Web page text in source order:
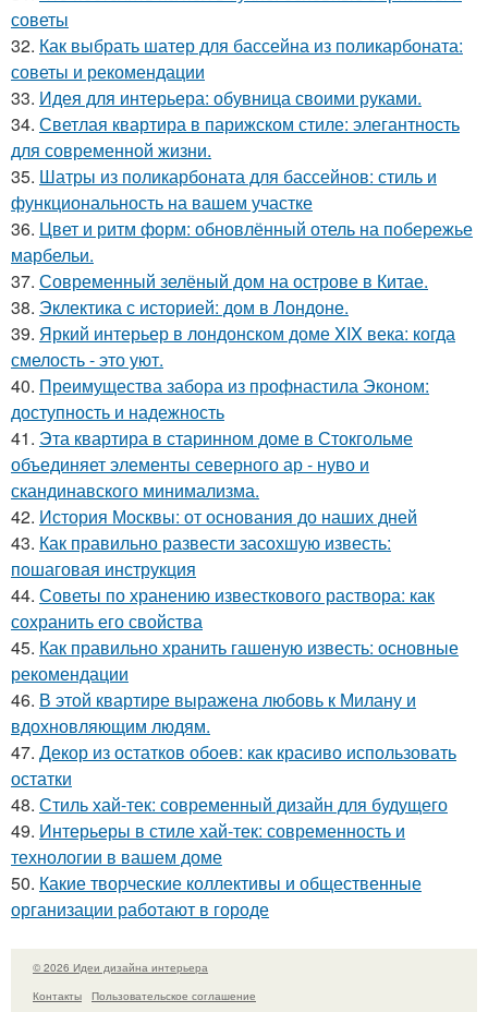
советы
32. Как выбрать шатер для бассейна из поликарбоната:
советы и рекомендации
33. Идея для интерьера: обувница своими руками.
34. Светлая квартира в парижском стиле: элегантность
для современной жизни.
35. Шатры из поликарбоната для бассейнов: стиль и
функциональность на вашем участке
36. Цвет и ритм форм: обновлённый отель на побережье
марбельи.
37. Современный зелёный дом на острове в Китае.
38. Эклектика с историей: дом в Лондоне.
39. Яркий интерьер в лондонском доме XIX века: когда
смелость - это уют.
40. Преимущества забора из профнастила Эконом:
доступность и надежность
41. Эта квартира в старинном доме в Стокгольме
объединяет элементы северного ар - нуво и
скандинавского минимализма.
42. История Москвы: от основания до наших дней
43. Как правильно развести засохшую известь:
пошаговая инструкция
44. Советы по хранению известкового раствора: как
сохранить его свойства
45. Как правильно хранить гашеную известь: основные
рекомендации
46. В этой квартире выражена любовь к Милану и
вдохновляющим людям.
47. Декор из остатков обоев: как красиво использовать
остатки
48. Стиль хай-тек: современный дизайн для будущего
49. Интерьеры в стиле хай-тек: современность и
технологии в вашем доме
50. Какие творческие коллективы и общественные
организации работают в городе
© 2026 Идеи дизайна интерьера
Контакты
Пользовательское соглашение